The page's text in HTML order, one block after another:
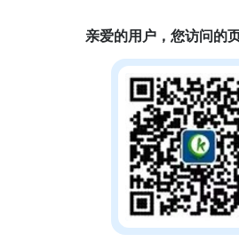
亲爱的用户，您访问的